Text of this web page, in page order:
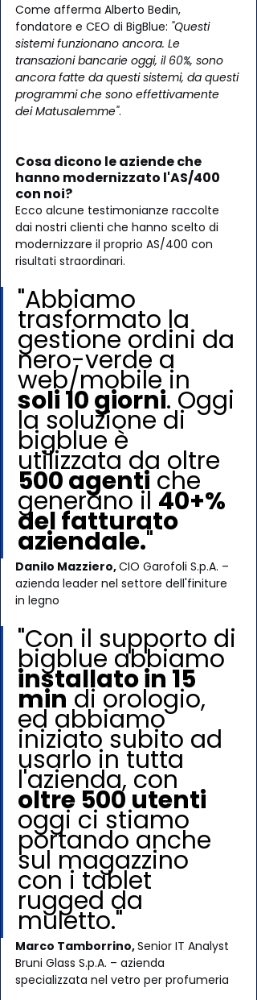
Come afferma Alberto Bedin,
fondatore e CEO di BigBlue: "Questi
sistemi funzionano ancora. Le
transazioni bancarie oggi, il 60%, sono
ancora fatte da questi sistemi, da questi
programmi che sono effettivamente
dei Matusalemme".
Cosa dicono le aziende che
hanno modernizzato l'AS/400
con noi?
Ecco alcune testimonianze raccolte
dai nostri clienti che hanno scelto di
modernizzare il proprio AS/400 con
risultati straordinari.
"Abbiamo
trasformato la
gestione ordini da
nero-verde a
web/mobile in
soli 10 giorni. Oggi
la soluzione di
bigblue è
utilizzata da oltre
500 agenti che
generano il 40+%
del fatturato
aziendale."
Danilo Mazziero, CIO Garofoli S.p.A. –
azienda leader nel settore dell'finiture
in legno
"Con il supporto di
bigblue abbiamo
installato in 15
min di orologio,
ed abbiamo
iniziato subito ad
usarlo in tutta
l'azienda, con
oltre 500 utenti
oggi ci stiamo
portando anche
sul magazzino
con i tablet
rugged da
muletto."
Marco Tamborrino, Senior IT Analyst
Bruni Glass S.p.A. – azienda
specializzata nel vetro per profumeria